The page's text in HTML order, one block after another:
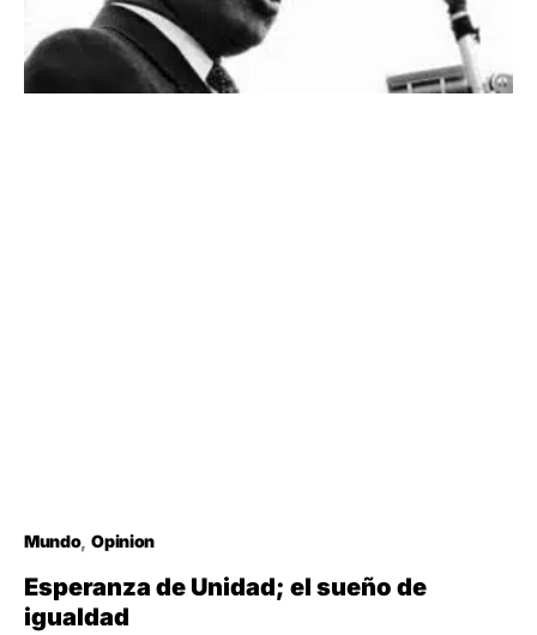
Mundo Opinion
Esperanza de Unidad; el sueño de
igualdad